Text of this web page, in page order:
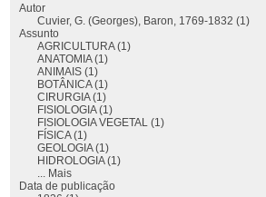
Autor
Cuvier, G. (Georges), Baron, 1769-1832 (1)
Assunto
AGRICULTURA (1)
ANATOMIA (1)
ANIMAIS (1)
BOTÂNICA (1)
CIRURGIA (1)
FISIOLOGIA (1)
FISIOLOGIA VEGETAL (1)
FÍSICA (1)
GEOLOGIA (1)
HIDROLOGIA (1)
... Mais
Data de publicação